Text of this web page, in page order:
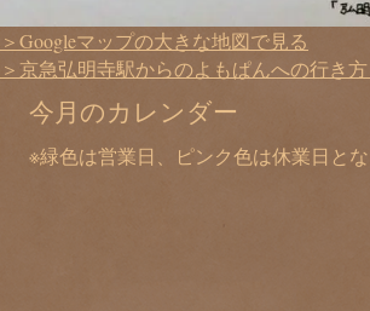
＞Googleマップの大きな地図で見る
＞京急弘明寺駅からのよもぱんへの行き
今月のカレンダー
※緑色は営業日、ピンク色は休業日とな